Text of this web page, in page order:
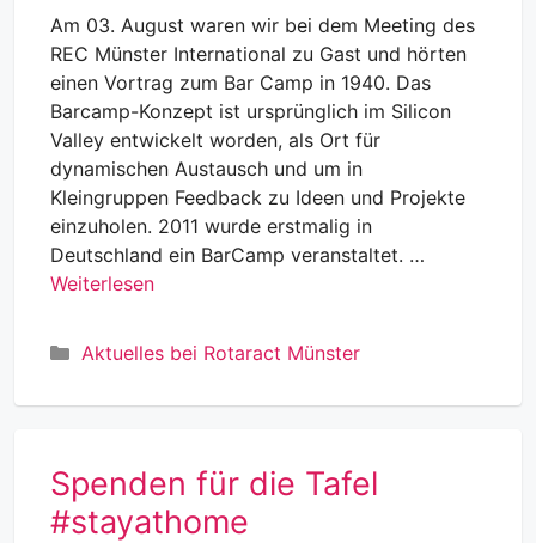
Am 03. August waren wir bei dem Meeting des
REC Münster International zu Gast und hörten
einen Vortrag zum Bar Camp in 1940. Das
Barcamp-Konzept ist ursprünglich im Silicon
Valley entwickelt worden, als Ort für
dynamischen Austausch und um in
Kleingruppen Feedback zu Ideen und Projekte
einzuholen. 2011 wurde erstmalig in
Deutschland ein BarCamp veranstaltet. …
Weiterlesen
Kategorien
Aktuelles bei Rotaract Münster
Spenden für die Tafel
#stayathome